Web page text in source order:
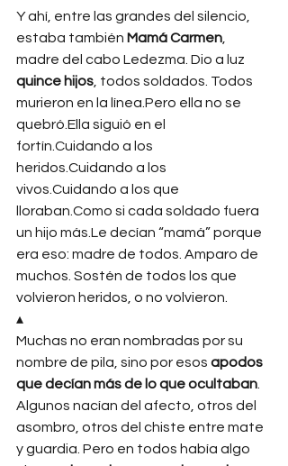
Y ahí, entre las grandes del silencio,
estaba también Mamá Carmen
madre del cabo Ledezma. Dio a luz
quince hijos , todos soldados. Todos
murieron en la línea.Pero ella no se
quebró.Ella siguió en el
fortín.Cuidando a los
heridos.Cuidando a los
vivos.Cuidando a los que
lloraban.Como si cada soldado fuera
un hijo más.Le decían “mamá” porque
era eso: madre de todos. Amparo de
muchos. Sostén de todos los que
volvieron heridos, o no volvieron.
▴
Muchas no eran nombradas por su
nombre de pila, sino por esos apodos
que decían más de lo que ocultaban
Algunos nacían del afecto, otros del
asombro, otros del chiste entre mate
y guardia. Pero en todos había algo